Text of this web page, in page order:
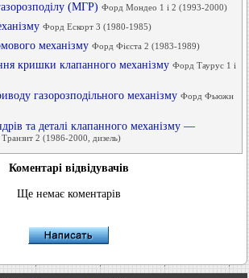
(МГР) Форд Мондео 1 і 2 (1993-2000)
Форд Ескорт 3 (1980-1985)
механізму Форд Фієста 2 (1983-1989)
кришки клапанного механізму Форд Таурус 1 і
газорозподільного механізму Форд Фьюжн
та деталі клапанного механізму —
2 (1986-2000, дизель)
Коментарі відвідувачів
Ще немає коментарів